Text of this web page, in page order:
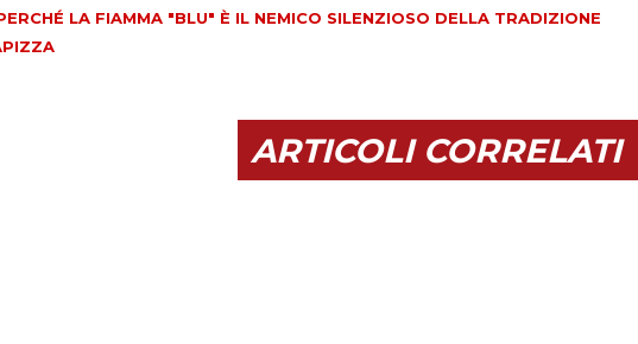
LA FIAMMA "BLU" È IL NEMICO SILENZIOSO DELLA TRADIZIONE
ARTICOLI CORRELATI